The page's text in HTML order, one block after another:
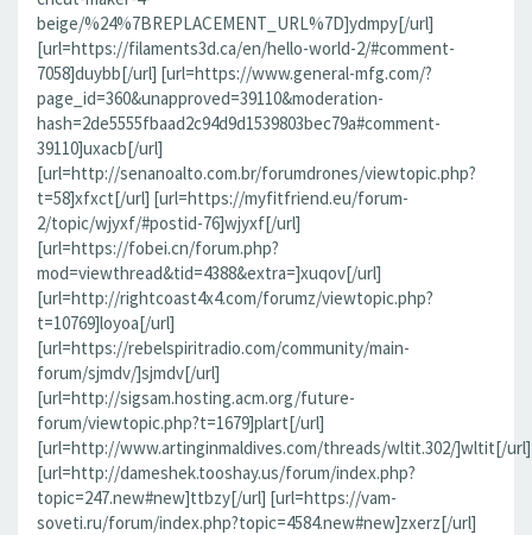
beige/%24%7BREPLACEMENT_URL%7D]ydmpy[/url]
[url=https://filaments3d.ca/en/hello-world-2/#comment-
7058]duybb[/url] [url=https://www.general-mfg.com/?
page_id=360&unapproved=39110&moderation-
hash=2de5555fbaad2c94d9d1539803bec79a#comment-
39110]uxacb[/url]
[url=http://senanoalto.com.br/forumdrones/viewtopic.php?
t=58]xfxct[/url] [url=https://myfitfriend.eu/forum-
2/topic/wjyxf/#postid-76]wjyxf[/url]
[url=https://fobei.cn/forum.php?
mod=viewthread&tid=4388&extra=]xuqov[/url]
[url=http://rightcoast4x4.com/forumz/viewtopic.php?
t=10769]loyoa[/url]
[url=https://rebelspiritradio.com/community/main-
forum/sjmdv/]sjmdv[/url]
[url=http://sigsam.hosting.acm.org/future-
forum/viewtopic.php?t=1679]plart[/url]
[url=http://www.artinginmaldives.com/threads/wltit.302/]wltit[/url]
[url=http://dameshek.tooshay.us/forum/index.php?
topic=247.new#new]ttbzy[/url] [url=https://vam-
soveti.ru/forum/index.php?topic=4584.new#new]zxerz[/url]